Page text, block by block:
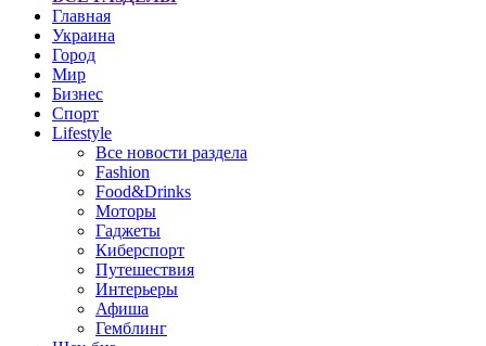
Главная
Украина
Город
Мир
Бизнес
Спорт
Lifestyle
Все новости раздела
Fashion
Food&Drinks
Моторы
Гаджеты
Киберспорт
Путешествия
Интерьеры
Афиша
Гемблинг